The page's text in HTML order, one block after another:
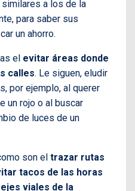
a los de la
para saber sus
un ahorro.
el evitar áreas donde
calles. Le siguen, eludir
por ejemplo, al querer
un rojo o al buscar
de luces de un
son el trazar rutas
tacos de las horas
viales de la